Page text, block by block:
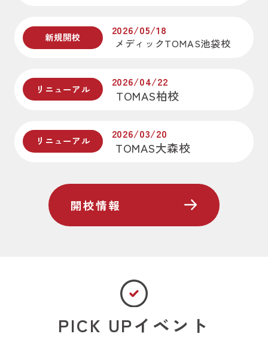
新規開校
2026/05/18
メディックTOMAS池袋校
リニューアル 2026/04/22
TOMAS柏校
リニューアル 2026/03/20
TOMAS大森校
開校情報
PICK UPイベント